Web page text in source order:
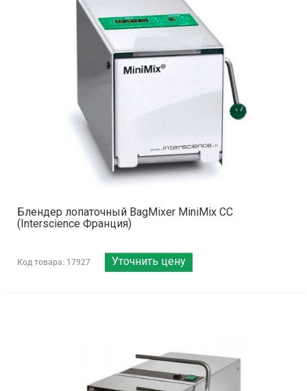
Блендер лопаточный BagMixer MiniMix СС
(Interscience Франция)
Код товара: 17927 Уточнить цену